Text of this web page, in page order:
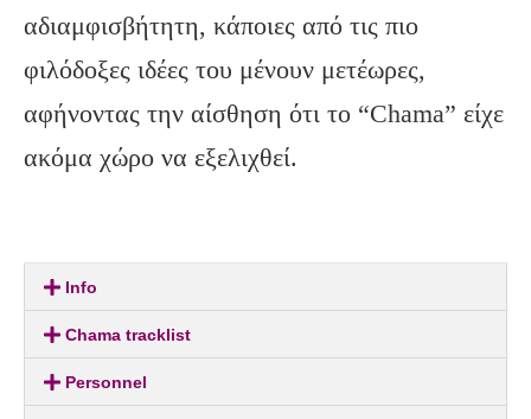
αδιαμφισβήτητη, κάποιες από τις πιο
φιλόδοξες ιδέες του μένουν μετέωρες,
αφήνοντας την αίσθηση ότι το “Chama” είχε
ακόμα χώρο να εξελιχθεί.
Info
Chama tracklist
Personnel